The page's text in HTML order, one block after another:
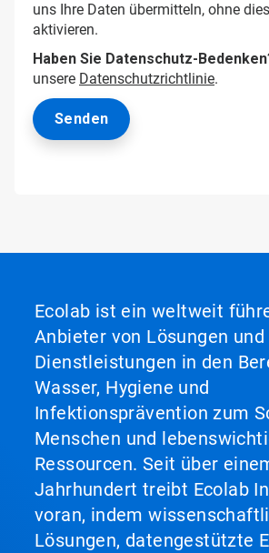
uns Ihre Daten übermitteln, ohne
aktivieren.
Haben Sie Datenschutz-
unsere Datenschutzrichtlinie.
Ecolab ist ein weltweit
Anbieter von Lösungen und
Dienstleistungen in den
Wasser, Hygiene und
Infektionsprävention zum
Menschen und
Ressourcen. Seit über
Jahrhundert treibt Ecolab
voran, indem
Lösungen, datengestützte